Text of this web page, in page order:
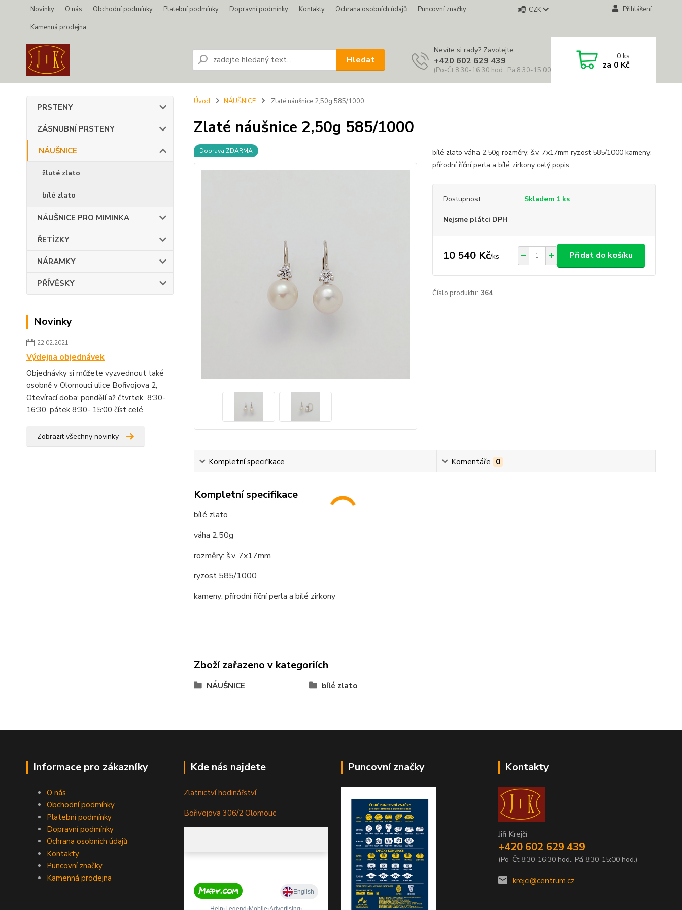
Novinky O nás Obchodní podmínky Platební podmínky Dopravní podmínky Kontakty Ochrana osobních údajů
Puncovní značky
Kamenná prodejna
CZK Přihlášení
Hledat
Nevíte si rady? Zavolejte.
+420 602 629 439
(Po-Čt 8:30-16:30 hod., Pá 8:30-15:00 hod.)
0ks
za 0 Kč
PRSTENY
ZÁSNUBNÍ PRSTENY
NÁUŠNICE
žluté zlato
bílé zlato
NÁUŠNICE PRO MIMINKA
ŘETÍZKY
NÁRAMKY
PŘÍVĚSKY
Novinky
22.02.2021
Výdejna objednávek
Objednávky si můžete vyzvednout také
osobně v Olomouci ulice Bořivojova 2,
Otevírací doba: pondělí až čtvrtek 8:30-
16:30, pátek 8:30- 15:00 číst celé
Zobrazit všechny novinky
Úvod NÁUŠNICE Zlaté náušnice 2,50g 585/1000
Zlaté náušnice 2,50g 585/1000
Doprava ZDARMA
bílé zlato váha 2,50g rozměry: š.v. 7x17mm ryzost 585/1000 kameny:
přírodní říční perla a bílé zirkony celý popis
Dostupnost Skladem 1 ks
Nejsme plátci DPH
10 540 Kč/ks Přidat do košíku
Číslo produktu: 364
Kompletní specifikace Komentáře 0
Kompletní specifikace
bílé zlato
váha 2,50g
rozměry: š.v. 7x17mm
ryzost 585/1000
kameny: přírodní říční perla a bílé zirkony
Zboží zařazeno v kategoriích
NÁUŠNICE bílé zlato
Informace pro zákazníky
O nás
Obchodní podmínky
Platební podmínky
Dopravní podmínky
Ochrana osobních údajů
Kontakty
Puncovní značky
Kamenná prodejna
Kde nás najdete
Zlatnictví hodinářství
Bořivojova 306/2 Olomouc
Puncovní značky Kontakty
Jiří Krejčí
+420 602 629 439
(Po-Čt 8:30-16:30 hod., Pá 8:30-15:00 hod.)
krejci@centrum.cz